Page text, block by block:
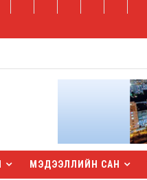
МЭДЭЭЛЛИЙН САН